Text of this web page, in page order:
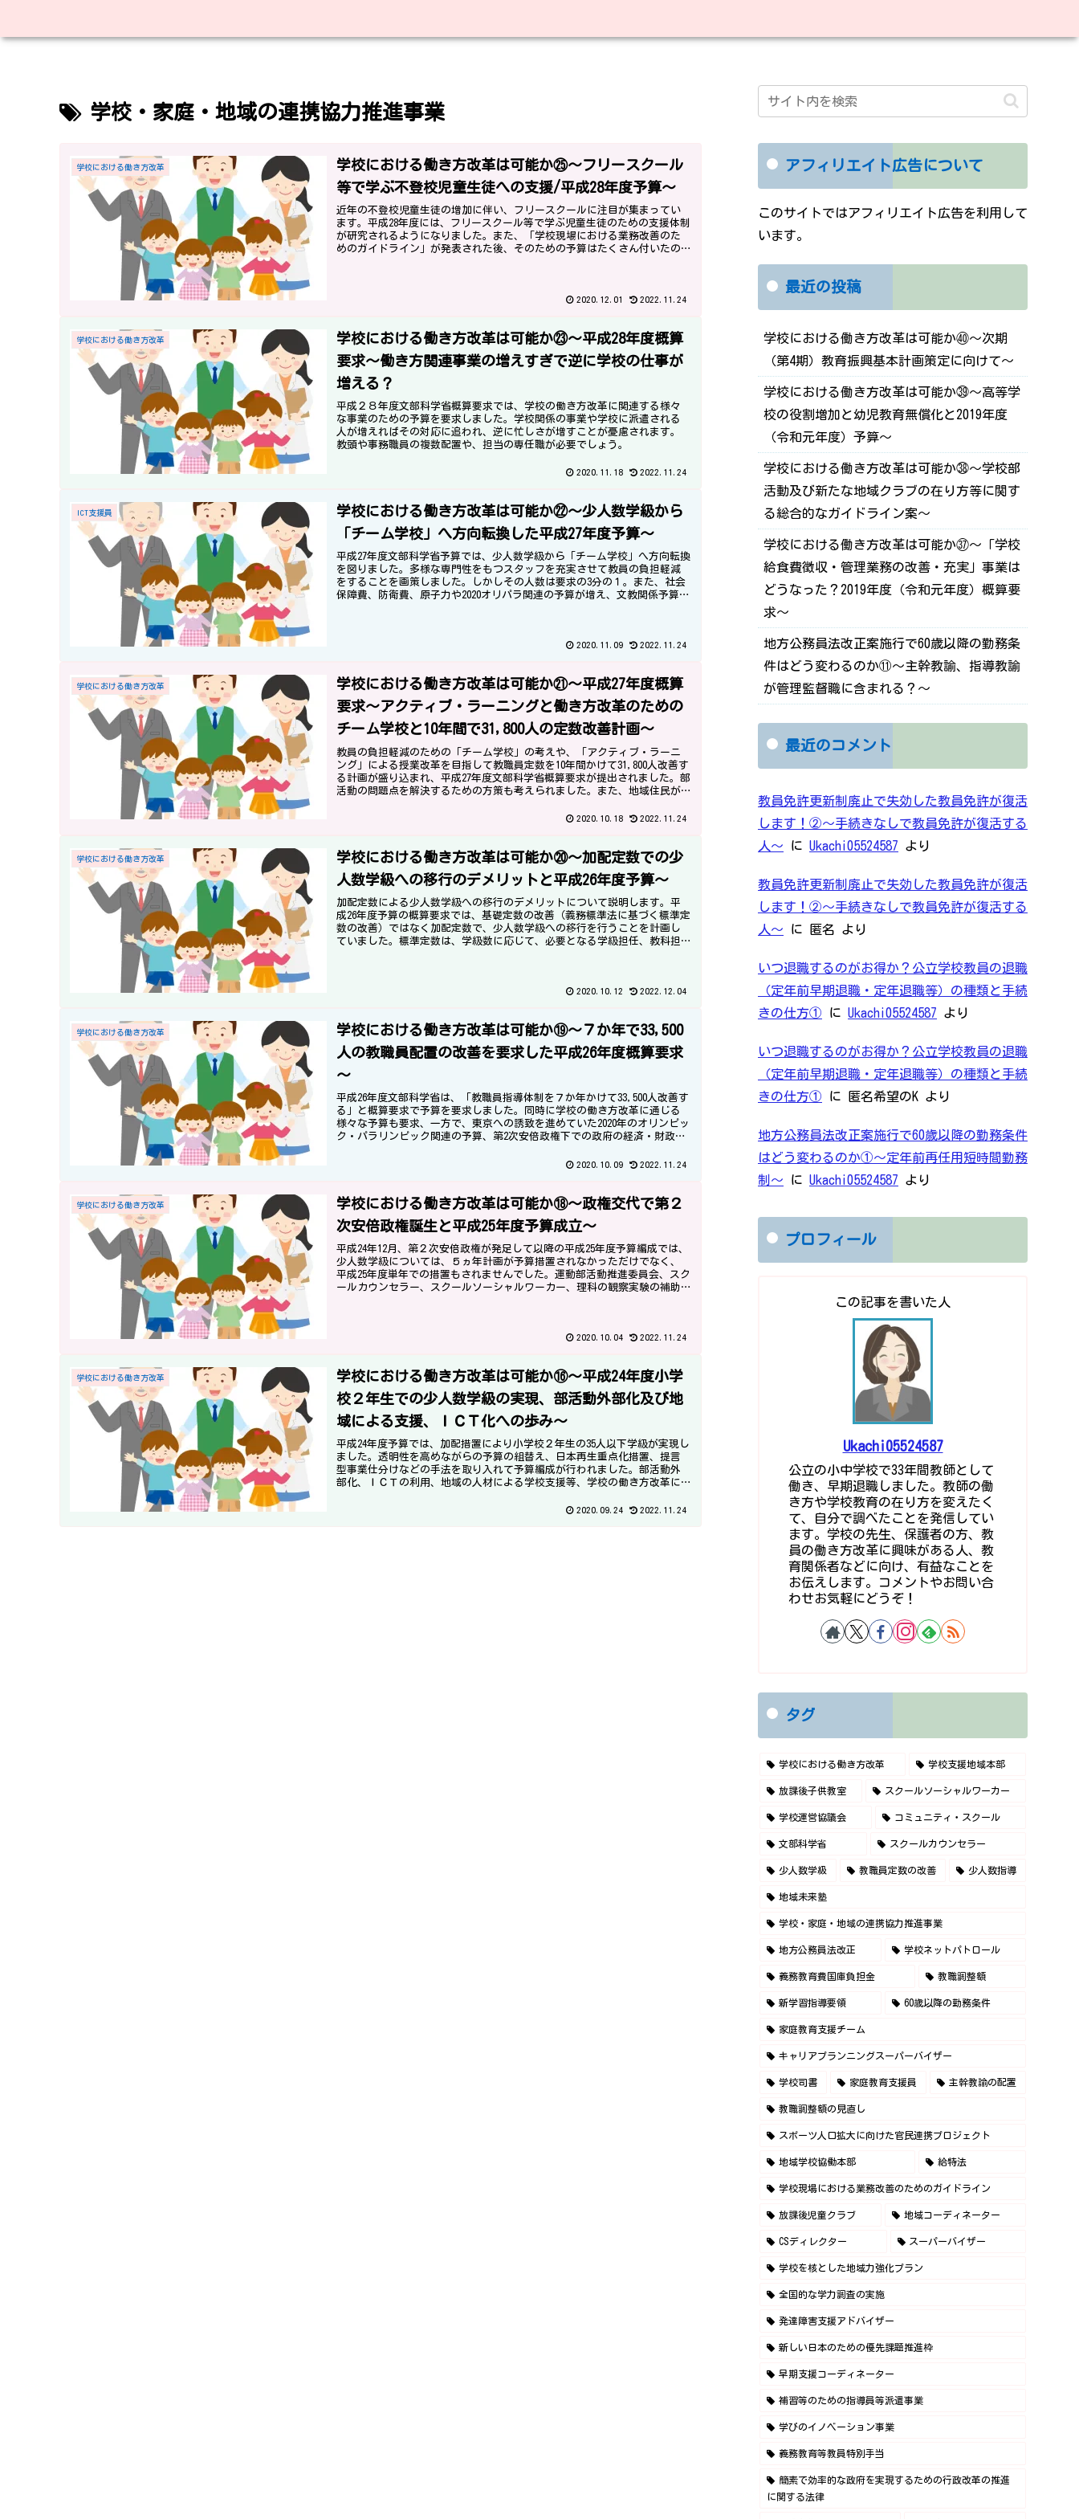
学校・家庭・地域の連携協力推進事業
学校における働き方改革
学校における働き方改革は可能か㉕～フリースクール
等で学ぶ不登校児童生徒への支援/平成28年度予算～
近年の不登校児童生徒の増加に伴い、フリースクールに注目が集まってい
ます。平成28年度には、フリースクール等で学ぶ児童生徒のための支援体制
が研究されるようになりました。また、「学校現場における業務改善のた
めのガイドライン」が発表された後、そのための予算はたくさん付いたの
2020.12.01 2022.11.24
学校における働き方改革
学校における働き方改革は可能か㉓～平成28年度概算
要求～働き方関連事業の増えすぎで逆に学校の仕事が
増える？
平成２８年度文部科学省概算要求では、学校の働き方改革に関連する様々
な事業のための予算を要求しました。学校関係の事業や学校に派遣される
人が増えればその対応に追われ、逆に忙しさが増すことが憂慮されます。
教頭や事務職員の複数配置や、担当の専任職が必要でしょう。
2020.11.18 2022.11.24
ICT支援員
学校における働き方改革は可能か㉒～少人数学級から
「チーム学校」へ方向転換した平成27年度予算～
平成27年度文部科学省予算では、少人数学級から「チーム学校」へ方向転換
を図りました。多様な専門性をもつスタッフを充実させて教員の負担軽減
をすることを画策しました。しかしその人数は要求の3分の１。また、社会
保障費、防衛費、原子力や2020オリパラ関連の予算が増え、文教関係予算は
2020.11.09 2022.11.24
学校における働き方改革
学校における働き方改革は可能か㉑～平成27年度概算
要求～アクティブ・ラーニングと働き方改革のための
チーム学校と10年間で31,800人の定数改善計画～
教員の負担軽減のための「チーム学校」の考えや、「アクティブ・ラーニ
ング」による授業改革を目指して教職員定数を10年間かけて31,800人改善す
る計画が盛り込まれ、平成27年度文部科学省概算要求が提出されました。部
活動の問題点を解決するための方策も考えられました。また、地域住民が
2020.10.18 2022.11.24
学校における働き方改革
学校における働き方改革は可能か⑳～加配定数での少
人数学級への移行のデメリットと平成26年度予算～
加配定数による少人数学級への移行のデメリットについて説明します。平
成26年度予算の概算要求では、基礎定数の改善（義務標準法に基づく標準定
数の改善）ではなく加配定数で、少人数学級への移行を行うことを計画し
ていました。標準定数は、学級数に応じて、必要となる学級担任、教科担
2020.10.12 2022.12.04
学校における働き方改革
学校における働き方改革は可能か⑲～７か年で33,500
人の教職員配置の改善を要求した平成26年度概算要求
～
平成26年度文部科学省は、「教職員指導体制を７か年かけて33,500人改善す
る」と概算要求で予算を要求しました。同時に学校の働き方改革に通じる
様々な予算も要求、一方で、東京への誘致を進めていた2020年のオリンピッ
ク・パラリンピック関連の予算、第2次安倍政権下での政府の経済・財政に
2020.10.09 2022.11.24
学校における働き方改革
学校における働き方改革は可能か⑱～政権交代で第２
次安倍政権誕生と平成25年度予算成立～
平成24年12月、第２次安倍政権が発足して以降の平成25年度予算編成では、
少人数学級については、５ヵ年計画が予算措置されなかっただけでなく、
平成25年度単年での措置もされませんでした。運動部活動推進委員会、スク
ールカウンセラー、スクールソーシャルワーカー、理科の観察実験の補助
2020.10.04 2022.11.24
学校における働き方改革
学校における働き方改革は可能か⑯～平成24年度小学
校２年生での少人数学級の実現、部活動外部化及び地
域による支援、ＩＣＴ化への歩み～
平成24年度予算では、加配措置により小学校２年生の35人以下学級が実現し
ました。透明性を高めながらの予算の組替え、日本再生重点化措置、提言
型事業仕分けなどの手法を取り入れて予算編成が行われました。部活動外
部化、ＩＣＴの利用、地域の人材による学校支援等、学校の働き方改革に
2020.09.24 2022.11.24
アフィリエイト広告について
このサイトではアフィリエイト広告を利用して
います。
最近の投稿
学校における働き方改革は可能か㊵～次期
（第4期）教育振興基本計画策定に向けて～
学校における働き方改革は可能か㊴～高等学
校の役割増加と幼児教育無償化と2019年度
（令和元年度）予算～
学校における働き方改革は可能か㊳～学校部
活動及び新たな地域クラブの在り方等に関す
る総合的なガイドライン案～
学校における働き方改革は可能か㊲～「学校
給食費徴収・管理業務の改善・充実」事業は
どうなった？2019年度（令和元年度）概算要
求～
地方公務員法改正案施行で60歳以降の勤務条
件はどう変わるのか⑪～主幹教諭、指導教諭
が管理監督職に含まれる？～
最近のコメント
教員免許更新制廃止で失効した教員免許が復活
します！②～手続きなしで教員免許が復活する
人～ に Ukachi05524587 より
教員免許更新制廃止で失効した教員免許が復活
します！②～手続きなしで教員免許が復活する
人～ に 匿名 より
いつ退職するのがお得か？公立学校教員の退職
（定年前早期退職・定年退職等）の種類と手続
きの仕方① に Ukachi05524587 より
いつ退職するのがお得か？公立学校教員の退職
（定年前早期退職・定年退職等）の種類と手続
きの仕方① に 匿名希望のK より
地方公務員法改正案施行で60歳以降の勤務条件
はどう変わるのか①～定年前再任用短時間勤務
制～ に Ukachi05524587 より
プロフィール
この記事を書いた人
Ukachi05524587
公立の小中学校で33年間教師として
働き、早期退職しました。教師の働
き方や学校教育の在り方を変えたく
て、自分で調べたことを発信してい
ます。学校の先生、保護者の方、教
員の働き方改革に興味がある人、教
育関係者などに向け、有益なことを
お伝えします。コメントやお問い合
わせお気軽にどうぞ！
タグ
学校における働き方改革 学校支援地域本部
放課後子供教室 スクールソーシャルワーカー
学校運営協議会 コミュニティ・スクール
文部科学省 スクールカウンセラー
少人数学級 教職員定数の改善 少人数指導
地域未来塾
学校・家庭・地域の連携協力推進事業
地方公務員法改正 学校ネットパトロール
義務教育費国庫負担金 教職調整額
新学習指導要領 60歳以降の勤務条件
家庭教育支援チーム
キャリアプランニングスーパーバイザー
学校司書 家庭教育支援員 主幹教諭の配置
教職調整額の見直し
スポーツ人口拡大に向けた官民連携プロジェクト
地域学校協働本部 給特法
学校現場における業務改善のためのガイドライン
放課後児童クラブ 地域コーディネーター
CSディレクター スーパーバイザー
学校を核とした地域力強化プラン
全国的な学力調査の実施
発達障害支援アドバイザー
新しい日本のための優先課題推進枠
早期支援コーディネーター
補習等のための指導員等派遣事業
学びのイノベーション事業
義務教育等教員特別手当
簡素で効率的な政府を実現するための行政改革の推進
に関する法律